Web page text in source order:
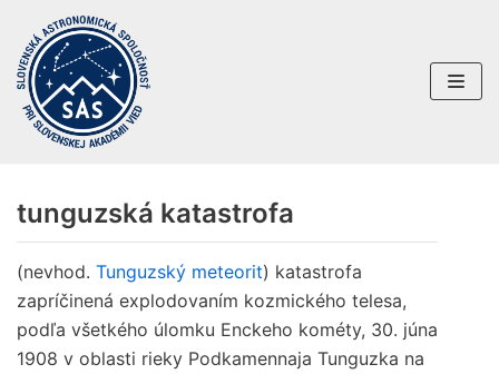
Preskočiť
na
obsah
tunguzská katastrofa
(nevhod. Tunguzský meteorit) katastrofa
zapríčinená explodovaním kozmického telesa,
podľa všetkého úlomku Enckeho kométy, 30. júna
1908 v oblasti rieky Podkamennaja Tunguzka na